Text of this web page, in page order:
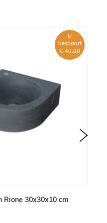
Rione 30x30x10 cm
U
bespaart
€ 40,00